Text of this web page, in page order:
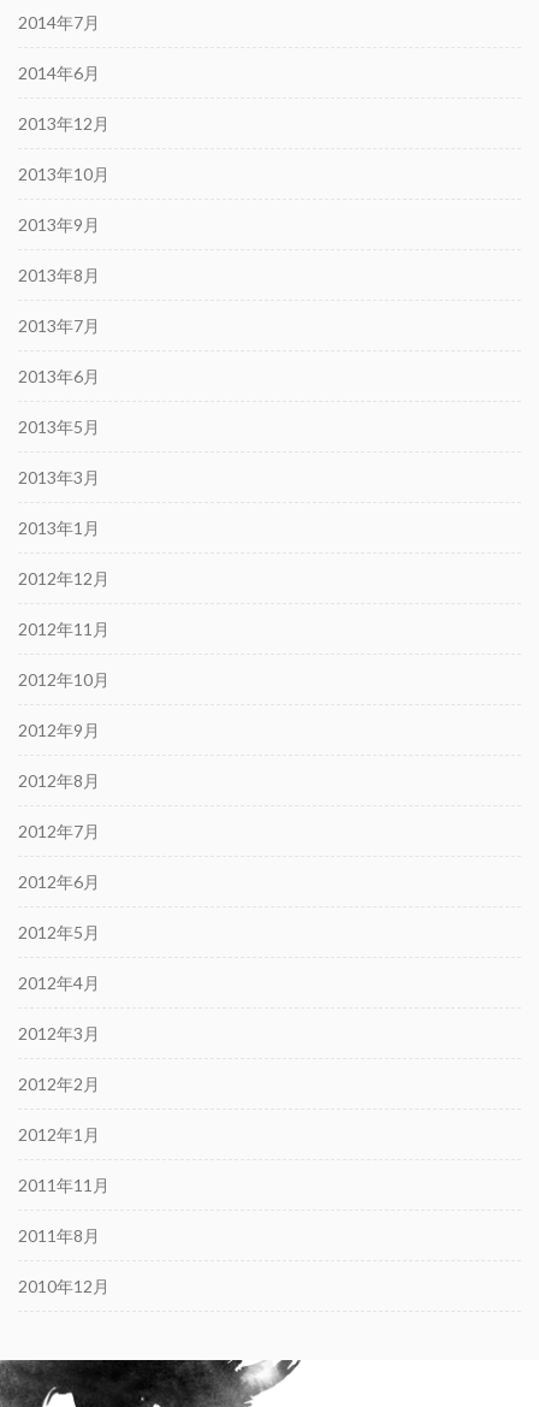
2014年7月
2014年6月
2013年12月
2013年10月
2013年9月
2013年8月
2013年7月
2013年6月
2013年5月
2013年3月
2013年1月
2012年12月
2012年11月
2012年10月
2012年9月
2012年8月
2012年7月
2012年6月
2012年5月
2012年4月
2012年3月
2012年2月
2012年1月
2011年11月
2011年8月
2010年12月